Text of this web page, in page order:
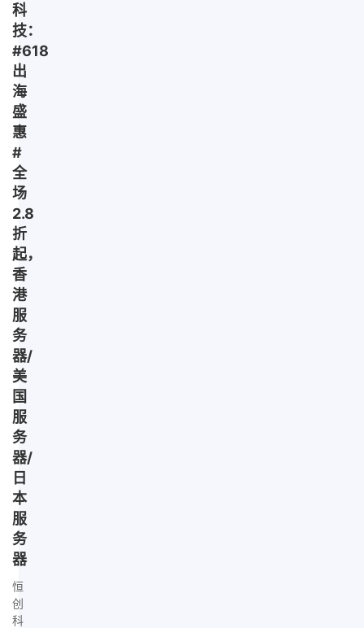
科
技：
#618
出
海
盛
惠
#
全
场
2.8
折
起，
香
港
服
务
器/
美
国
服
务
器/
日
本
服
务
器
恒
创
科